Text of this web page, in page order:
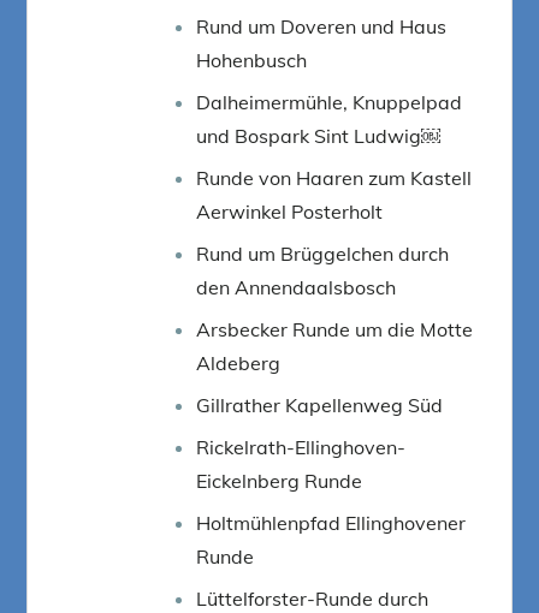
Rund um Doveren und Haus
Hohenbusch
Dalheimermühle, Knuppelpad
und Bospark Sint Ludwig￼
Runde von Haaren zum Kastell
Aerwinkel Posterholt
Rund um Brüggelchen durch
den Annendaalsbosch
Arsbecker Runde um die Motte
Aldeberg
Gillrather Kapellenweg Süd
Rickelrath-Ellinghoven-
Eickelnberg Runde
Holtmühlenpfad Ellinghovener
Runde
Lüttelforster-Runde durch